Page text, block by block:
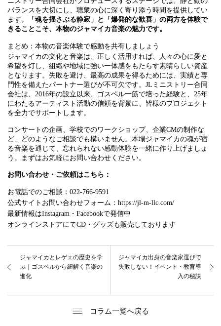
バランスを大切にし、聴衆の心に深く寄り添う時間を提供してい
ます。
「魂を揺さぶる静寂」と「爆発的な歓喜」の両方を体験で
きることこそ、本物のジャマイカ音楽の魅力です。
まとめ：本物の音楽体験で感動を共有しましょう
ジャマイカの文化と音楽は、正しく活用すれば、人々の心に愛と
希望を灯し、組織や地域に強い一体感をもたらす素晴らしい資産
となります。失敗を避け、最高の成果を得るためには、実績と専
門性を備えたパートナー選びが不可欠です。JLミニストリー合同
会社は、2016年の設立以来、ゴスペル一筋で培った経験と、25年
にわたるアーティスト活動の信頼を背景に、皆様のプロジェクト
を全力でサポートします。
コンサートの企画、学校でのワークショップ、企業CMの制作な
ど、どのようなご相談でも構いません。本場ジャマイカの魂が宿
る音楽を通じて、忘れられない感動体験を一緒に作り上げましょ
う。まずはお気軽にお問い合わせください。
お問い合わせ・ご依頼はこちら：
お電話でのご相談：022-766-9591
公式サイトお問い合わせフォーム：https://jl-m-llc.com/
最新情報はInstagram・Facebookで発信中
オンラインストアにてCD・グッズも販売しております
ジャマイカとレゲエの歴史を学
ぶ｜ゴスペルから紐解く音楽の
進化
ジャマイカ出身の音楽家選びで
失敗しない！イベント・教育導
入の秘訣
コラム一覧へ戻る